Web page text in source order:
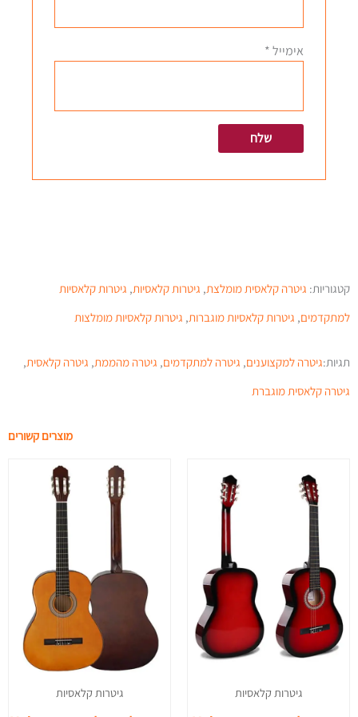
אימייל*
קטגוריות: גיטרה קלאסית מומלצת, גיטרות קלאסיות, גיטרות קלאסיות
למתקדמים, גיטרות קלאסיות מוגברות, גיטרות קלאסיות מומלצות
תגיות:גיטרה למקצוענים, גיטרה למתקדמים, גיטרה מהממת, גיטרה קלאסית,
גיטרה קלאסית מוגברת
מוצרים קשורים
גיטרות קלאסיות גיטרות קלאסיות